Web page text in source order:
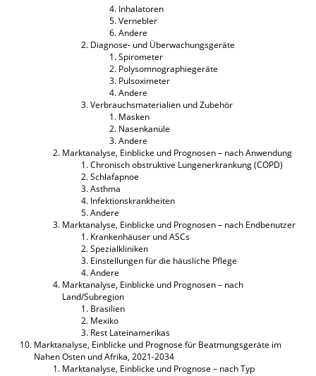
Inhalatoren
Vernebler
Andere
Diagnose- und Überwachungsgeräte
Spirometer
Polysomnographiegeräte
Pulsoximeter
Andere
Verbrauchsmaterialien und Zubehör
Masken
Nasenkanüle
Andere
Marktanalyse, Einblicke und Prognosen – nach Anwendung
Chronisch obstruktive Lungenerkrankung (COPD)
Schlafapnoe
Asthma
Infektionskrankheiten
Andere
Marktanalyse, Einblicke und Prognosen – nach Endbenutzer
Krankenhäuser und ASCs
Spezialkliniken
Einstellungen für die häusliche Pflege
Andere
Marktanalyse, Einblicke und Prognosen – nach
Land/Subregion
Brasilien
Mexiko
Rest Lateinamerikas
Marktanalyse, Einblicke und Prognose für Beatmungsgeräte im
Nahen Osten und Afrika, 2021-2034
Marktanalyse, Einblicke und Prognose – nach Typ